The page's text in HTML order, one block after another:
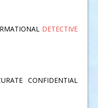
DETECTIVE
CONFIDENTIAL